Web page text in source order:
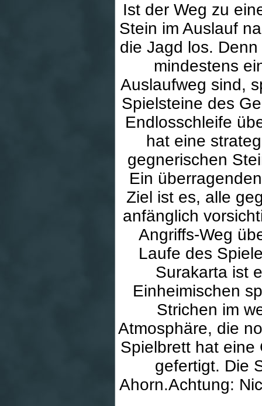
Ist der Weg zu
Stein im Auslauf
die Jagd los.
mindestens
Auslaufweg sind,
Spielsteine des
Endlosschleife
hat eine
gegnerischen
Ein
Ziel ist es, alle
anfänglich
Angriffs-Weg
Laufe des
Surakarta ist
Einheimischen
Strichen im
Atmosphäre, die
Spielbrett hat eine
gefertigt. Die
Ahorn.Achtung: